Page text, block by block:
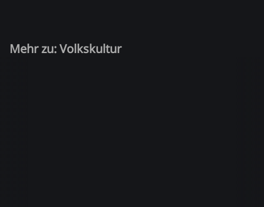
Mehr zu: Volkskultur